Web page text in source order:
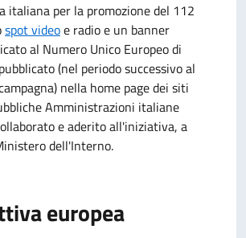
italiana per la promozione del 112
spot videoe radio e un banner
al Numero Unico Europeo di
(nel periodo successivo al
nella home page dei siti
Amministrazioni italiane
e aderito all'iniziativa, a
dell'Interno.
europea